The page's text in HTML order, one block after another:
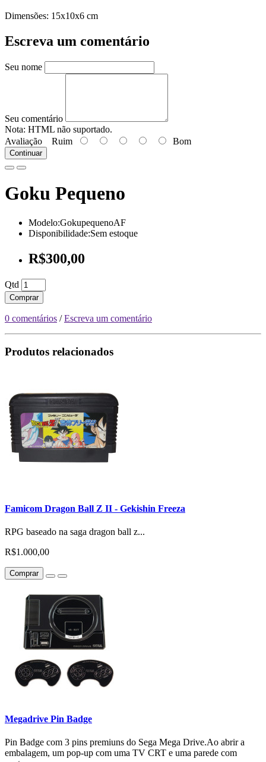
Dimensões: 15x10x6 cm
Escreva um comentário
Seu nome
Seu comentário
Nota: HTML não suportado.
Avaliação Ruim Bom
Continuar
Goku Pequeno
Modelo:GokupequenoAF
Disponibilidade:Sem estoque
R$300,00
Qtd
Comprar
0 comentários /Escreva um comentário
Produtos relacionados
Famicom Dragon Ball Z II - Gekishin Freeza
RPG baseado na saga dragon ball z...
R$1.000,00
Comprar
Megadrive Pin Badge
Pin Badge com 3 pins premiuns do Sega Mega Drive.Ao abrir a
embalagem, um pop-up com uma TV CRT e uma parede com